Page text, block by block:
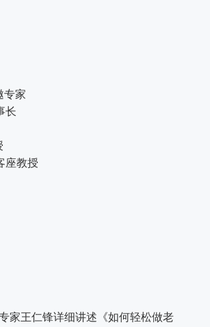
专家
长
座教授
王仁锋详细讲述《如何轻松做老